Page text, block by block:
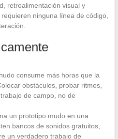
retroalimentación visual y
ninguna línea de código,
consume más horas que la
obstáculos, probar ritmos,
de campo, no de
un prototipo mudo en una
bancos de sonidos gratuitos,
un verdadero trabajo de